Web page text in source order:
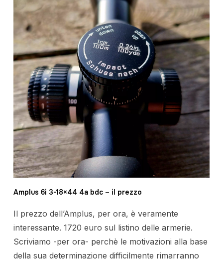
Amplus 6i 3-18×44 4a bdc – il prezzo
Il prezzo dell’Amplus, per ora, è veramente
interessante. 1720 euro sul listino delle armerie.
Scriviamo -per ora- perchè le motivazioni alla base
della sua determinazione difficilmente rimarranno